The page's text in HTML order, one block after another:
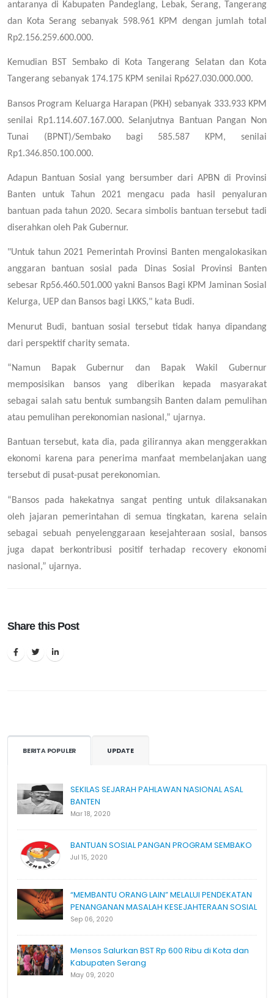
antaranya di Kabupaten Pandeglang, Lebak, Serang, Tangerang
dan Kota Serang sebanyak 598.961 KPM dengan jumlah total
Rp2.156.259.600.000.
Kemudian BST Sembako di Kota Tangerang Selatan dan Kota
Tangerang sebanyak 174.175 KPM senilai Rp627.030.000.000.
Bansos Program Keluarga Harapan (PKH) sebanyak 333.933 KPM
senilai Rp1.114.607.167.000. Selanjutnya Bantuan Pangan Non
Tunai (BPNT)/Sembako bagi 585.587 KPM, senilai
Rp1.346.850.100.000.
Adapun Bantuan Sosial yang bersumber dari APBN di Provinsi
Banten untuk Tahun 2021 mengacu pada hasil penyaluran
bantuan pada tahun 2020. Secara simbolis bantuan tersebut tadi
diserahkan oleh Pak Gubernur.
"Untuk tahun 2021 Pemerintah Provinsi Banten mengalokasikan
anggaran bantuan sosial pada Dinas Sosial Provinsi Banten
sebesar Rp56.460.501.000 yakni Bansos Bagi KPM Jaminan Sosial
Kelurga, UEP dan Bansos bagi LKKS," kata Budi.
Menurut Budi, bantuan sosial tersebut tidak hanya dipandang
dari perspektif charity semata.
“Namun Bapak Gubernur dan Bapak Wakil Gubernur
memposisikan bansos yang diberikan kepada masyarakat
sebagai salah satu bentuk sumbangsih Banten dalam pemulihan
atau pemulihan perekonomian nasional,” ujarnya.
Bantuan tersebut, kata dia, pada gilirannya akan menggerakkan
ekonomi karena para penerima manfaat membelanjakan uang
tersebut di pusat-pusat perekonomian.
“Bansos pada hakekatnya sangat penting untuk dilaksanakan
oleh jajaran pemerintahan di semua tingkatan, karena selain
sebagai sebuah penyelenggaraan kesejahteraan sosial, bansos
juga dapat berkontribusi positif terhadap recovery ekonomi
nasional,” ujarnya.
Share this Post
BERITA POPULER UPDATE
SEKILAS SEJARAH PAHLAWAN NASIONAL ASAL
BANTEN
Mar 18, 2020
BANTUAN SOSIAL PANGAN PROGRAM SEMBAKO
Jul 15, 2020
“MEMBANTU ORANG LAIN” MELALUI PENDEKATAN
PENANGANAN MASALAH KESEJAHTERAAN SOSIAL
Sep 06, 2020
Mensos Salurkan BST Rp 600 Ribu di Kota dan
Kabupaten Serang
May 09, 2020